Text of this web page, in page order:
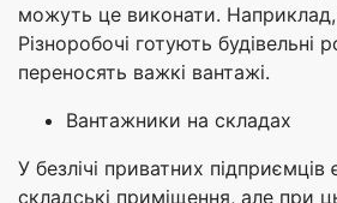
можуть це виконати. Наприклад,
Різноробочі готують будівельні
переносять важкі вантажі.
Вантажники на складах
У безлічі приватних підприємців
складські приміщення, але при